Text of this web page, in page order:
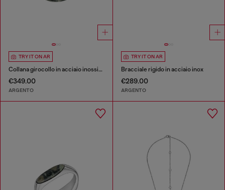
TRY IT ON AR
Collana girocollo in acciaio inossidabile
€349.00
ARGENTO
TRY IT ON AR
Bracciale rigido in acciaio inox
€289.00
ARGENTO